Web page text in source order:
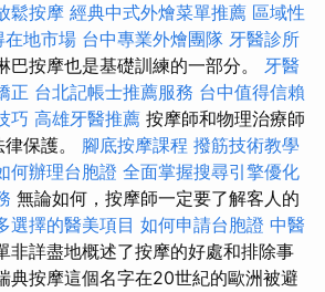
鬆按摩 經典中式外燴菜單推薦 區域性
在地市場 台中專業外燴團隊 牙醫診所
巴按摩也是基礎訓練的一部分。 牙醫
正 台北記帳士推薦服務 台中值得信賴
巧 高雄牙醫推薦 按摩師和物理治療師
保護。 腳底按摩課程 撥筋技術教學
何辦理台胞證 全面掌握搜尋引擎優化
無論如何，按摩師一定要了解客人的
選擇的醫美項目 如何申請台胞證 中醫
非詳盡地概述了按摩的好處和排除事
典按摩這個名字在20世紀的歐洲被避